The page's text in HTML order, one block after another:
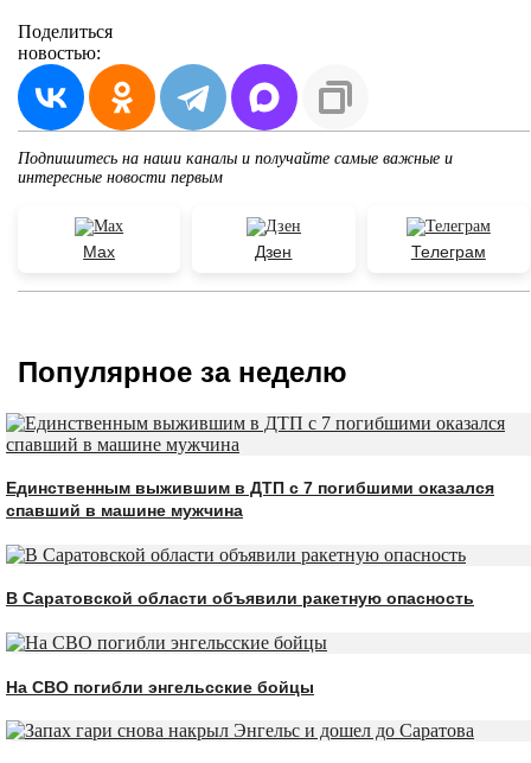
Поделиться
новостью:
Подпишитесь на наши каналы и получайте самые важные и
интересные новости первым
Max Дзен Телеграм
Популярное за неделю
Единственным выжившим в ДТП с 7 погибшими оказался
спавший в машине мужчина
В Саратовской области объявили ракетную опасность
На СВО погибли энгельсские бойцы